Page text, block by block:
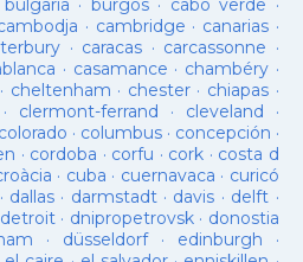
bulgaria · burgos· cabo verde ·
· cambridge · canarias·
· caracas · carcassonne ·
· casamance · chambéry·
· cheltenham · chester· chiapas ·
· clermont-ferrand · cleveland ·
colorado · columbus· concepción ·
· cordoba · corfu · cork · costa d
· cuba · cuernavaca · curicó
· dallas · darmstadt· davis · delft ·
detroit· dnipropetrovsk· donostia
· düsseldorf· edinburgh ·